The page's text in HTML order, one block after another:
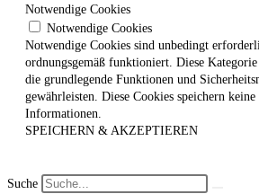
Notwendige Cookies
Notwendige Cookies
Notwendige Cookies sind unbedingt
ordnungsgemäß funktioniert. Diese
die grundlegende Funktionen und
gewährleisten. Diese Cookies speichern
Informationen.
SPEICHERN & AKZEPTIEREN
Suche